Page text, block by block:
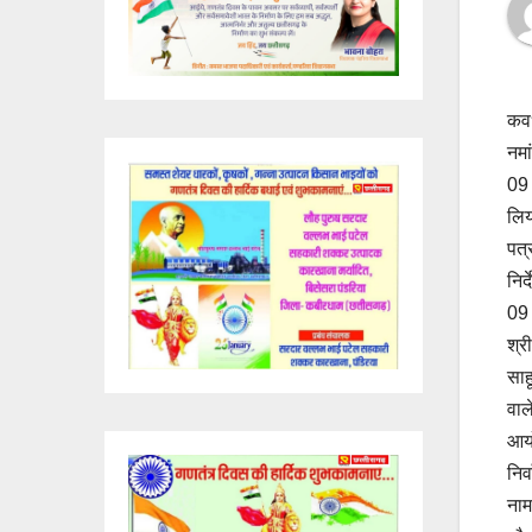
09
09